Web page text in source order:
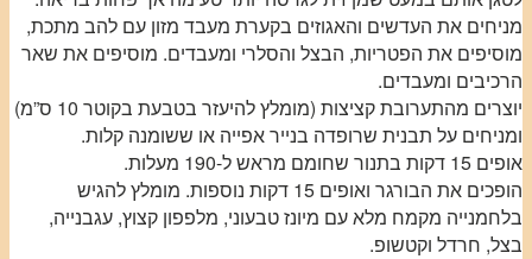
מניחים את העדשים והאגוזים בקערת מעבד מזון עם להב מתכת,
מוסיפים את הפטריות, הבצל והסלרי ומעבדים. מוסיפים את שאר
הרכיבים ומעבדים.
יוצרים מהתערובת קציצות (מומלץ להיעזר בטבעת בקוטר 10 ס”מ)
ומניחים על תבנית שרופדה בנייר אפייה או ששומנה קלות.
אופים 15 דקות בתנור שחומם מראש ל-190 מעלות.
הופכים את הבורגר ואופים 15 דקות נוספות. מומלץ להגיש
בלחמנייה מקמח מלא עם מיונז טבעוני, מלפפון קצוץ, עגבנייה,
בצל, חרדל וקטשופ.